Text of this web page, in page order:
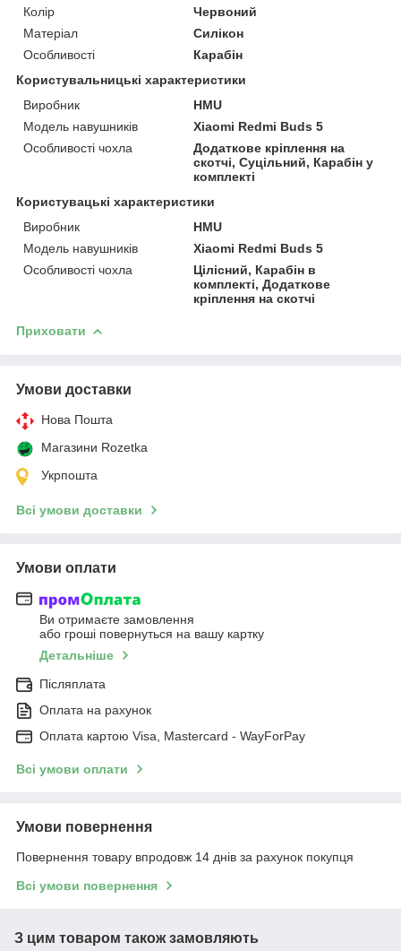
Колір
Червоний
Матеріал
Силікон
Особливості
Карабін
Користувальницькі характеристики
Виробник
HMU
Модель навушників
Xiaomi Redmi Buds 5
Особливості чохла
Додаткове кріплення на
скотчі, Суцільний, Карабін у
комплекті
Користувацькi характеристики
Виробник
HMU
Модель навушників
Xiaomi Redmi Buds 5
Особливості чохла
Цілісний, Карабін в
комплекті, Додаткове
кріплення на скотчі
Приховати
Умови доставки
Нова Пошта
Магазини Rozetka
Укрпошта
Всі умови доставки
Умови оплати
Ви отримаєте замовлення
або гроші повернуться на вашу картку
Детальніше
Післяплата
Оплата на рахунок
Оплата картою Visa, Mastercard - WayForPay
Всі умови оплати
Умови повернення
Повернення товару впродовж 14 днів за рахунок покупця
Всі умови повернення
З цим товаром також замовляють